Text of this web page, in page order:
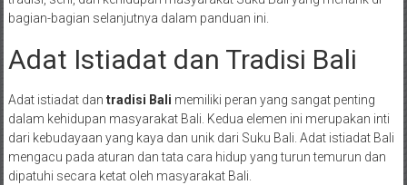
bagian-bagian selanjutnya dalam panduan ini.
Adat Istiadat dan Tradisi Bali
Adat istiadat dan tradisi Bali memiliki peran yang sangat penting
dalam kehidupan masyarakat Bali. Kedua elemen ini merupakan inti
dari kebudayaan yang kaya dan unik dari Suku Bali. Adat istiadat Bali
mengacu pada aturan dan tata cara hidup yang turun temurun dan
dipatuhi secara ketat oleh masyarakat Bali.